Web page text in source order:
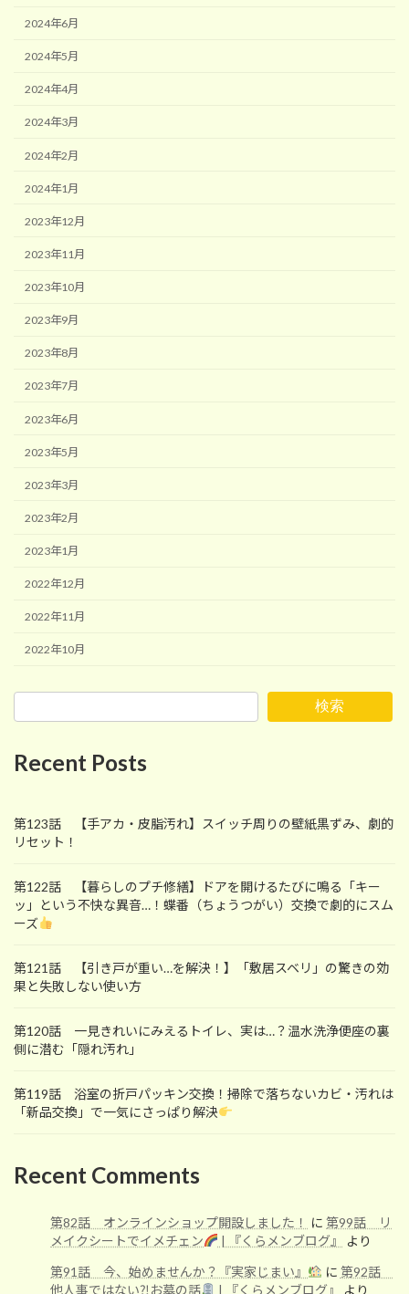
2024年6月
2024年5月
2024年4月
2024年3月
2024年2月
2024年1月
2023年12月
2023年11月
2023年10月
2023年9月
2023年8月
2023年7月
2023年6月
2023年5月
2023年3月
2023年2月
2023年1月
2022年12月
2022年11月
2022年10月
検索
Recent Posts
第123話 【手アカ・皮脂汚れ】スイッチ周りの壁紙黒ずみ、劇的
リセット！
第122話 【暮らしのプチ修繕】ドアを開けるたびに鳴る「キー
ッ」という不快な異音…！蝶番（ちょうつがい）交換で劇的にスム
ーズ
第121話 【引き戸が重い…を解決！】「敷居スベリ」の驚きの効
果と失敗しない使い方
第120話 一見きれいにみえるトイレ、実は…？温水洗浄便座の裏
側に潜む「隠れ汚れ」
第119話 浴室の折戸パッキン交換！掃除で落ちないカビ・汚れは
「新品交換」で一気にさっぱり解決
Recent Comments
第82話 オンラインショップ開設しました！ に 第99話 リ
メイクシートでイメチェン
| 『くらメンブログ』
より
第91話 今、始めませんか？『実家じまい』
に 第92話
他人事ではない⁈お墓の話
| 『くらメンブログ』 より